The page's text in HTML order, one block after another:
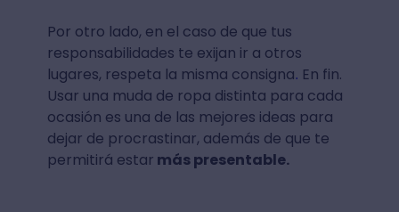
Por otro lado, en el caso de que tus
responsabilidades te exijan ir a otros
lugares, respeta la misma consigna. En fin.
Usar una muda de ropa distinta para cada
ocasión es una de las mejores ideas para
dejar de procrastinar, además de que te
permitirá estar más presentable.